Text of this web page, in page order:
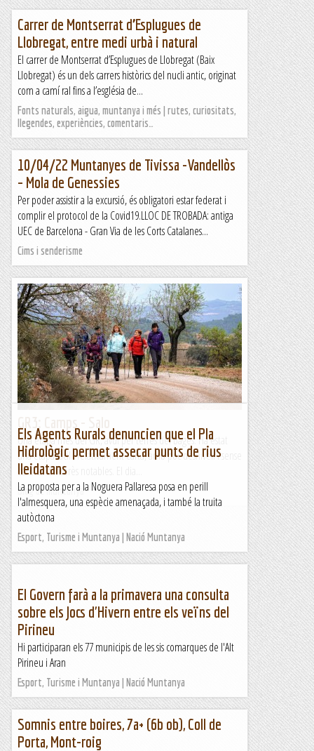
Carrer de Montserrat d’Esplugues de
Llobregat, entre medi urbà i natural
El carrer de Montserrat d’Esplugues de Llobregat (Baix
Llobregat) és un dels carrers històrics del nucli antic, originat
com a camí ral fins a l’església de...
Fonts naturals, aigua, muntanya i més | rutes, curiositats,
llegendes, experiències, comentaris…
10/04/22 Muntanyes de Tivissa -Vandellòs
– Mola de Genessies
Per poder assistir a la excursió, és obligatori estar federat i
complir el protocol de la Covid19.LLOC DE TROBADA: antiga
UEC de Barcelona - Gran Via de les Corts Catalanes...
Cims i senderisme
Una etapa més del GR, avui per terres del Bages. Ha estat
una etapa fàcil i relativament curta, amb poc desnivell i sense
centres d'interès notables. El dia...
Blog de muntanya
Els Agents Rurals denuncien que el Pla
Hidrològic permet assecar punts de rius
lleidatans
La proposta per a la Noguera Pallaresa posa en perill
l'almesquera, una espècie amenaçada, i també la truita
autòctona
Esport, Turisme i Muntanya | Nació Muntanya
El Govern farà a la primavera una consulta
sobre els Jocs d'Hivern entre els veïns del
Pirineu
Hi participaran els 77 municipis de les sis comarques de l'Alt
Pirineu i Aran
Esport, Turisme i Muntanya | Nació Muntanya
Somnis entre boires, 7a+ (6b ob), Coll de
Porta, Mont-roig